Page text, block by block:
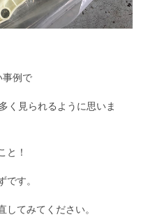
事例で
く見られるように思いま
と！
す。
てみてください。